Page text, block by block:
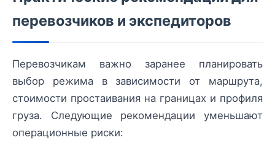
перевозчиков и экспедиторов
Перевозчикам важно заранее планировать
выбор режима в зависимости от маршрута,
стоимости простаивания на границах и профиля
груза. Следующие рекомендации уменьшают
операционные риски: